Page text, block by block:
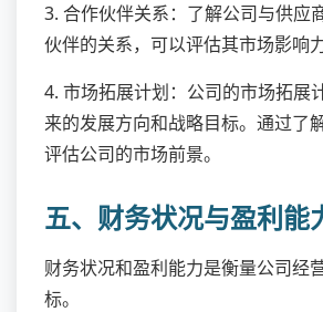
3. 合作伙伴关系：了解公司与供应
伙伴的关系，可以评估其市场影响
4. 市场拓展计划：公司的市场拓展
来的发展方向和战略目标。通过了
评估公司的市场前景。
五、财务状况与盈利能
财务状况和盈利能力是衡量公司经
标。